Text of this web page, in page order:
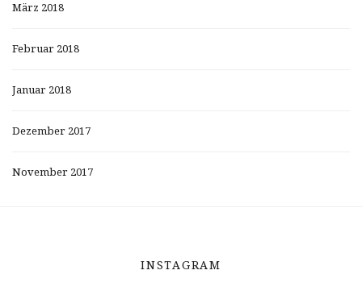
März 2018
Februar 2018
Januar 2018
Dezember 2017
November 2017
INSTAGRAM